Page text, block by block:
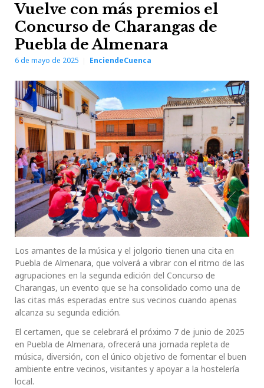
Vuelve con más premios el
Concurso de Charangas de
Puebla de Almenara
6 de mayo de 2025 EnciendeCuenca
Los amantes de la música y el jolgorio tienen una cita en
Puebla de Almenara, que volverá a vibrar con el ritmo de las
agrupaciones en la segunda edición del Concurso de
Charangas, un evento que se ha consolidado como una de
las citas más esperadas entre sus vecinos cuando apenas
alcanza su segunda edición.
El certamen, que se celebrará el próximo 7 de junio de 2025
en Puebla de Almenara, ofrecerá una jornada repleta de
música, diversión, con el único objetivo de fomentar el buen
ambiente entre vecinos, visitantes y apoyar a la hostelería
local.